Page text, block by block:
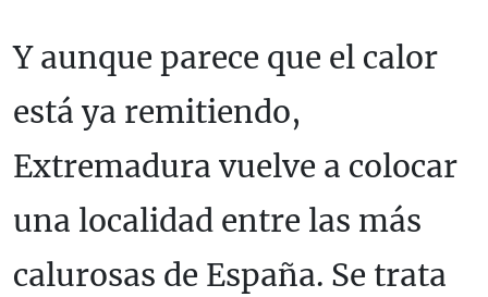
Y aunque parece que el calor
está ya remitiendo,
Extremadura vuelve a colocar
una localidad entre las más
calurosas de España. Se trata